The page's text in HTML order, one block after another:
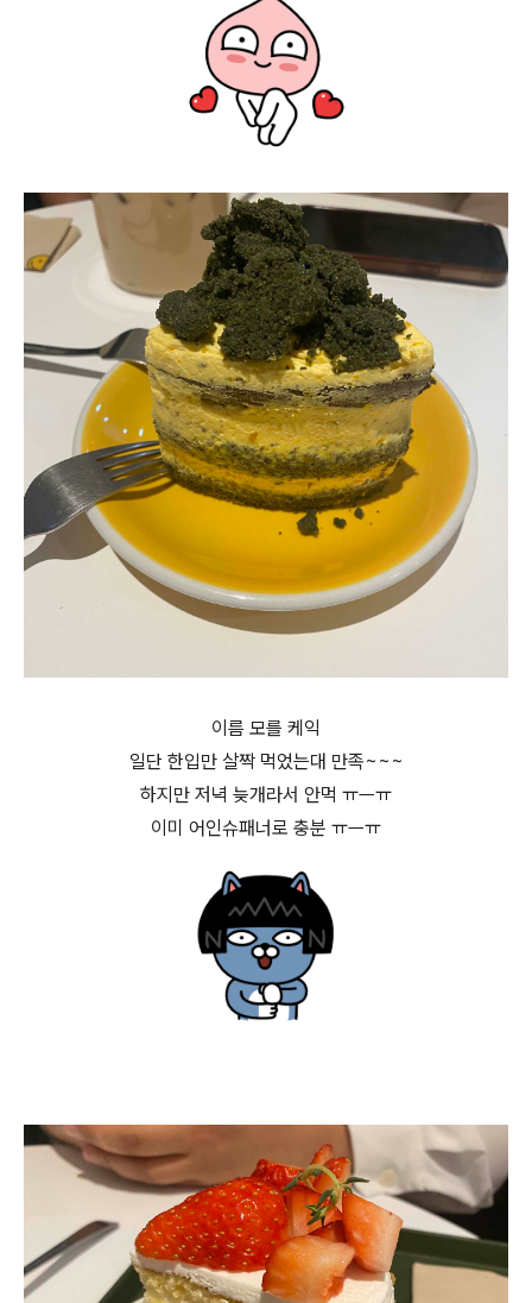
이름 모를 케익
일단 한입만 살짝 먹었는대 만족~~~
하지만 저녁 늦개라서 안먹 ㅠㅡㅠ
이미 어인슈패너로 충분 ㅠㅡㅠ